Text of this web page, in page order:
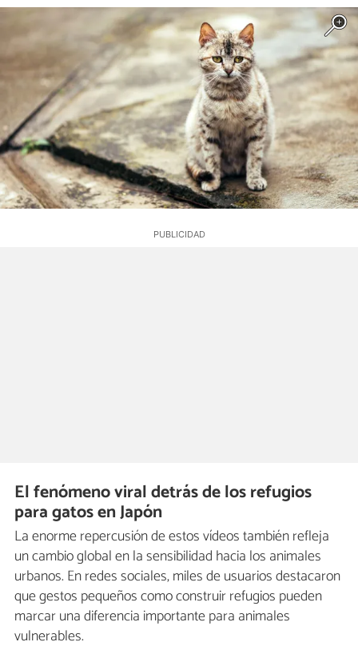
El fenómeno viral detrás de los refugios
para gatos en Japón
La enorme repercusión de estos vídeos también refleja
un cambio global en la sensibilidad hacia los animales
urbanos. En redes sociales, miles de usuarios destacaron
que gestos pequeños como construir refugios pueden
marcar una diferencia importante para animales
vulnerables.